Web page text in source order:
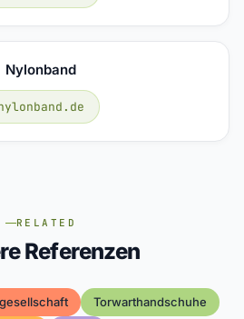
Nylonband
RELATED
Referenzen
Torwarthandschuhe